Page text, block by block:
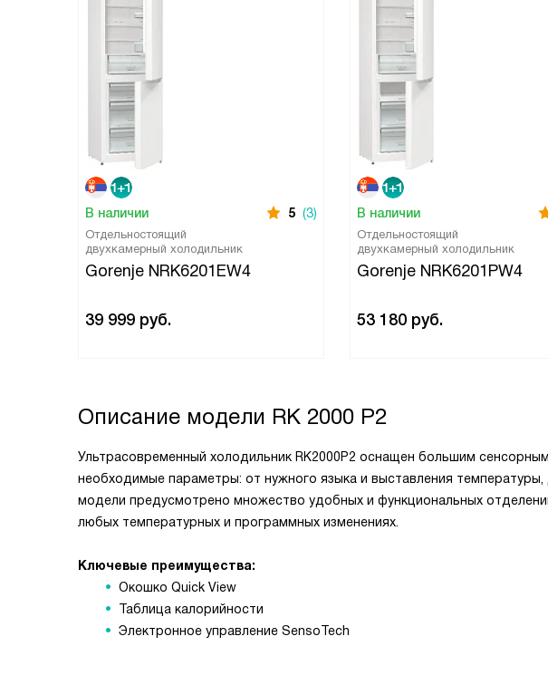
В наличии 5 (3)
Отдельностоящий
двухкамерный холодильник
Gorenje NRK6201EW4
39 999 руб.
В наличии
Отдельностоящий
двухкамерный холодильник
Gorenje NRK6201PW4
53 180 руб.
Описание модели RK 2000 P2
Ультрасовременный холодильник RK2000P2 оснащен большим
необходимые параметры: от нужного языка и выставления
модели предусмотрено множество удобных и функциональных
любых температурных и программных изменениях.
Ключевые преимущества:
Окошко Quick View
Таблица калорийности
Электронное управление SensoTech